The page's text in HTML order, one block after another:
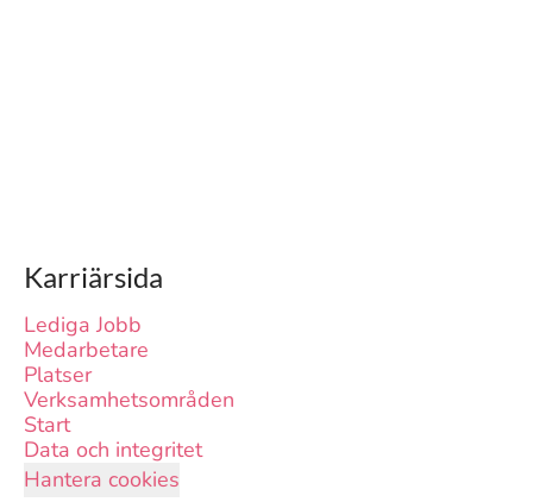
Karriärsida
Lediga Jobb
Medarbetare
Platser
Verksamhetsområden
Start
Data och integritet
Hantera cookies